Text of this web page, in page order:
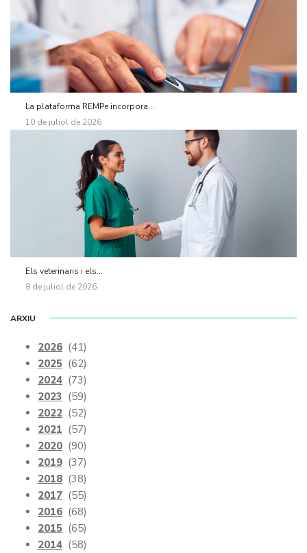
La plataforma REMPe incorpora...
10 de juliol de 2026
Els veterinaris i els...
8 de juliol de 2026
ARXIU
2026 (41)
2025 (62)
2024 (73)
2023 (59)
2022 (52)
2021 (57)
2020 (90)
2019 (37)
2018 (38)
2017 (55)
2016 (68)
2015 (65)
2014 (58)